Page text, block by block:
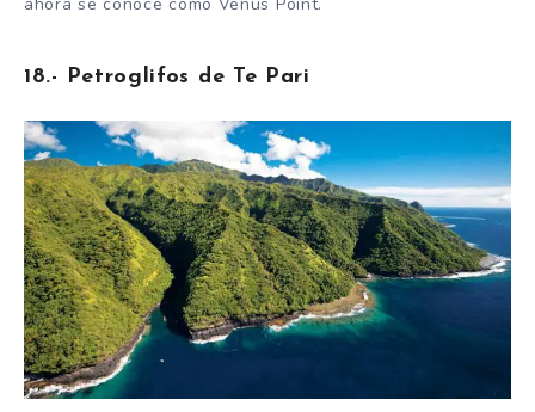
18.- Petroglifos de Te Pari